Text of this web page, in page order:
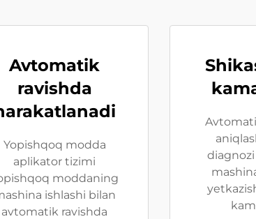
Avtomatik
ravishda
Yopishqoq modda
aplikator tizimi
moddaning
ishlashi bilan
avtomatik ravishda